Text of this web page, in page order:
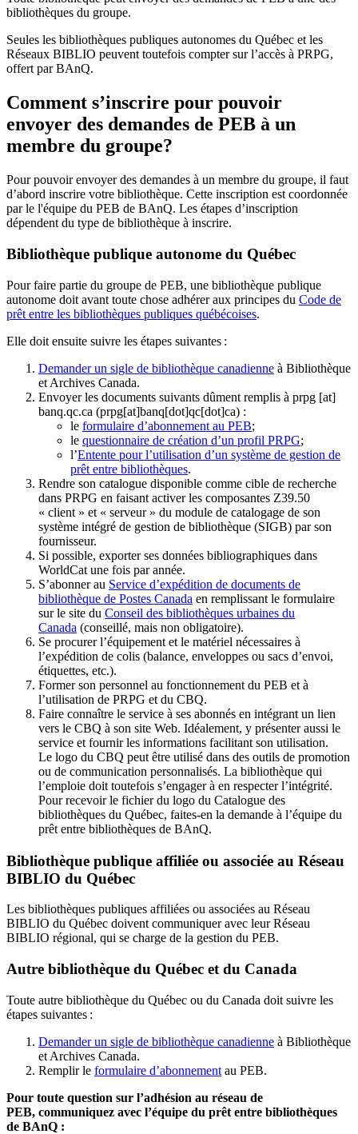
bibliothèques du groupe.
Seules les bibliothèques publiques autonomes du Québec et les
Réseaux BIBLIO peuvent toutefois compter sur l’accès à PRPG,
offert par BAnQ.
Comment s’inscrire pour pouvoir
envoyer des demandes de PEB à un
membre du groupe?
Pour pouvoir envoyer des demandes à un membre du groupe, il faut
d’abord inscrire votre bibliothèque. Cette inscription est coordonnée
par le l'équipe du PEB de BAnQ. Les étapes d’inscription
dépendent du type de bibliothèque à inscrire.
Bibliothèque publique autonome du Québec
Pour faire partie du groupe de PEB, une bibliothèque publique
autonome doit avant toute chose adhérer aux principes du Code de
prêt entre les bibliothèques publiques québécoises.
Elle doit ensuite suivre les étapes suivantes :
Demander un sigle de bibliothèque canadienne à Bibliothèque
et Archives Canada.
Envoyer les documents suivants dûment remplis à prpg [at]
banq.qc.ca (prpg[at]banq[dot]qc[dot]ca) :
le formulaire d’abonnement au PEB;
le questionnaire de création d’un profil PRPG;
l’Entente pour l’utilisation d’un système de gestion de
prêt entre bibliothèques.
Rendre son catalogue disponible comme cible de recherche
dans PRPG en faisant activer les composantes Z39.50
« client » et « serveur » du module de catalogage de son
système intégré de gestion de bibliothèque (SIGB) par son
fournisseur.
Si possible, exporter ses données bibliographiques dans
WorldCat une fois par année.
S’abonner au Service d’expédition de documents de
bibliothèque de Postes Canada en remplissant le formulaire
sur le site du Conseil des bibliothèques urbaines du
Canada (conseillé, mais non obligatoire).
Se procurer l’équipement et le matériel nécessaires à
l’expédition de colis (balance, enveloppes ou sacs d’envoi,
étiquettes, etc.).
Former son personnel au fonctionnement du PEB et à
l’utilisation de PRPG et du CBQ.
Faire connaître le service à ses abonnés en intégrant un lien
vers le CBQ à son site Web. Idéalement, y présenter aussi le
service et fournir les informations facilitant son utilisation.
Le logo du CBQ peut être utilisé dans des outils de promotion
ou de communication personnalisés. La bibliothèque qui
l’emploie doit toutefois s’engager à en respecter l’intégrité.
Pour recevoir le fichier du logo du Catalogue des
bibliothèques du Québec, faites-en la demande à l’équipe du
prêt entre bibliothèques de BAnQ.
Bibliothèque publique affiliée ou associée au Réseau
BIBLIO du Québec
Les bibliothèques publiques affiliées ou associées au Réseau
BIBLIO du Québec doivent communiquer avec leur Réseau
BIBLIO régional, qui se charge de la gestion du PEB.
Autre bibliothèque du Québec et du Canada
Toute autre bibliothèque du Québec ou du Canada doit suivre les
étapes suivantes :
Demander un sigle de bibliothèque canadienne à Bibliothèque
et Archives Canada.
Remplir le formulaire d’abonnement au PEB.
Pour toute question sur l’adhésion au réseau de
PEB, communiquez avec l’équipe du prêt entre bibliothèques
de BAnQ :